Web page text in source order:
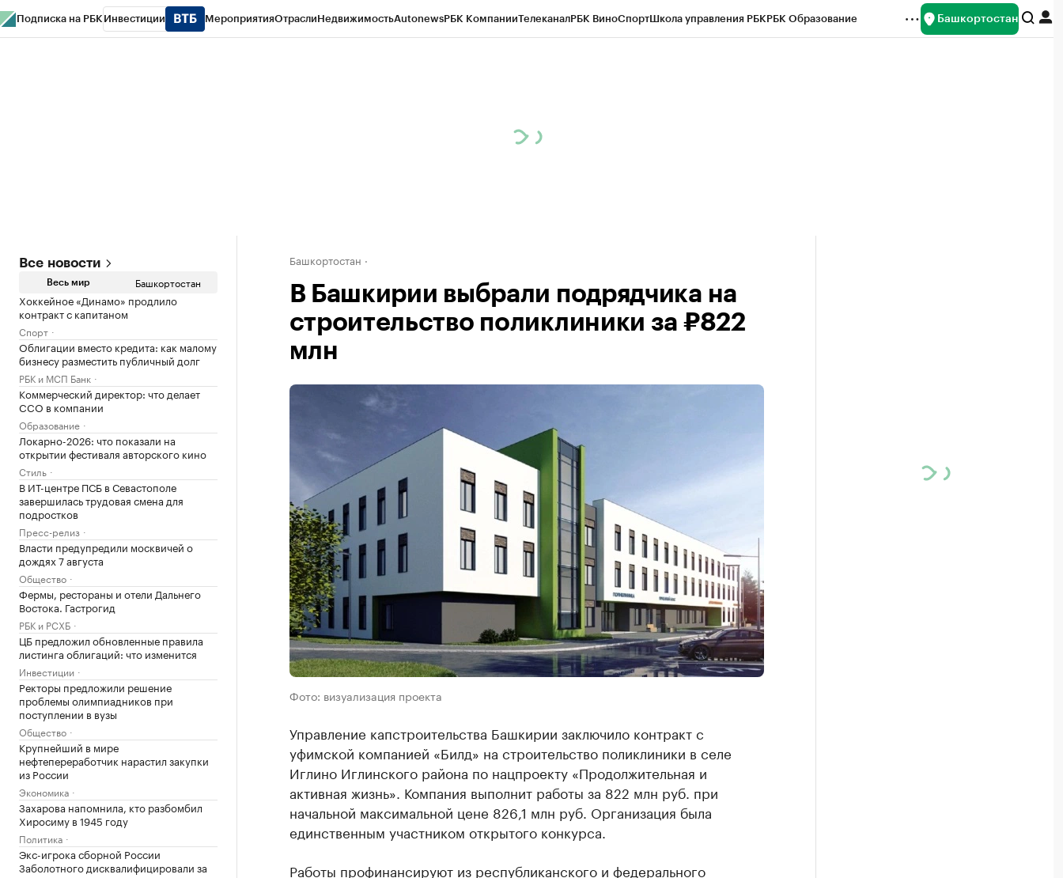
Подписка на РБК Инвестиции МероприятияОтраслиНедвижимостьAutonewsРБК КомпанииТелеканалРБК ВиноСпортШкола управления РБКРБК Образование Башкортостан
Все новости
Весь мир Башкортостан
Хоккейное «Динамо» продлило
контракт с капитаном
Спорт
Облигации вместо кредита: как малому
бизнесу разместить публичный долг
РБК и МСП Банк
Коммерческий директор: что делает
CCO в компании
Образование
Локарно-2026: что показали на
открытии фестиваля авторского кино
Стиль
В ИТ-центре ПСБ в Севастополе
завершилась трудовая смена для
подростков
Пресс-релиз
Власти предупредили москвичей о
дождях 7 августа
Общество
Фермы, рестораны и отели Дальнего
Востока. Гастрогид
РБК и РСХБ
ЦБ предложил обновленные правила
листинга облигаций: что изменится
Инвестиции
Ректоры предложили решение
проблемы олимпиадников при
поступлении в вузы
Общество
Крупнейший в мире
нефтепереработчик нарастил закупки
из России
Экономика
Захарова напомнила, кто разбомбил
Хиросиму в 1945 году
Политика
Экс-игрока сборной России
Заболотного дисквалифицировали за
Башкортостан
В Башкирии выбрали подрядчика на
строительство поликлиники за ₽822
млн
Фото: визуализация проекта
Управление капстроительства Башкирии заключило контракт с
уфимской компанией «Билд» на строительство поликлиники в селе
Иглино Иглинского района по нацпроекту «Продолжительная и
активная жизнь». Компания выполнит работы за 822 млн руб. при
начальной максимальной цене 826,1 млн руб. Организация была
единственным участником открытого конкурса.
Работы профинансируют из республиканского и федерального